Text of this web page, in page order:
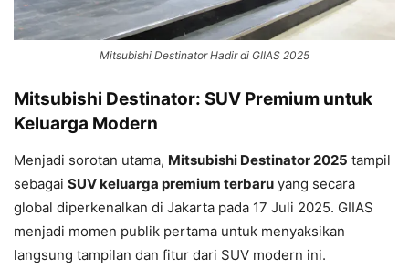
Mitsubishi Destinator Hadir di GIIAS 2025
Mitsubishi Destinator: SUV Premium untuk
Keluarga Modern
Menjadi sorotan utama, Mitsubishi Destinator 2025 tampil
sebagai SUV keluarga premium terbaru yang secara
global diperkenalkan di Jakarta pada 17 Juli 2025. GIIAS
menjadi momen publik pertama untuk menyaksikan
langsung tampilan dan fitur dari SUV modern ini.